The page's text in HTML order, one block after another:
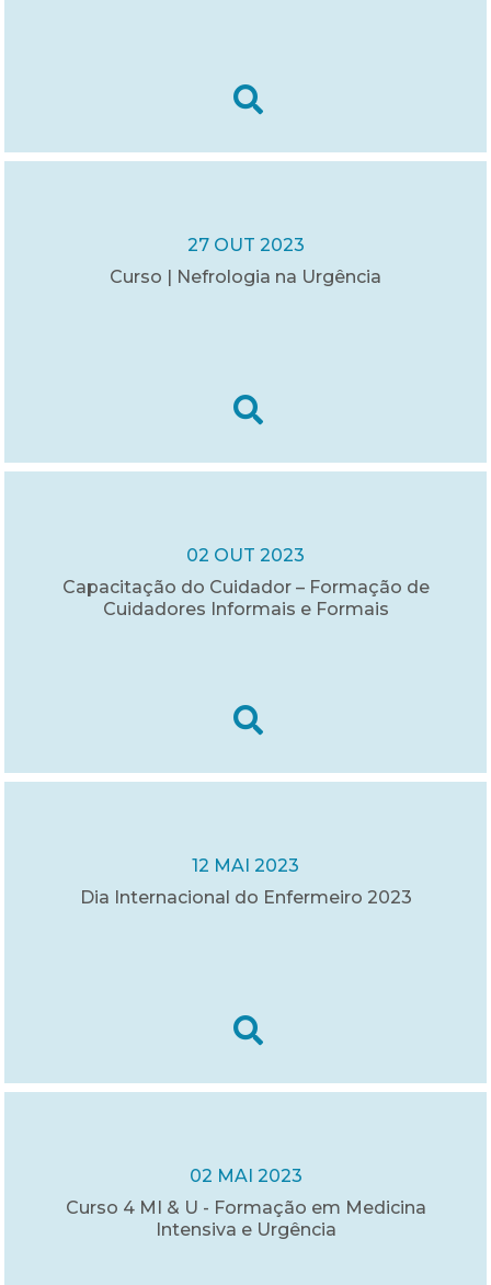
27 OUT 2023
Curso | Nefrologia na Urgência
02 OUT 2023
Capacitação do Cuidador – Formação de
Cuidadores Informais e Formais
12 MAI 2023
Dia Internacional do Enfermeiro 2023
02 MAI 2023
Curso 4 MI & U - Formação em Medicina
Intensiva e Urgência